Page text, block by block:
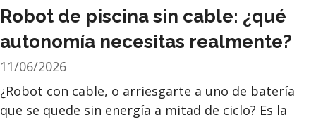
Robot de piscina sin cable: ¿qué
autonomía necesitas realmente?
11/06/2026
¿Robot con cable, o arriesgarte a uno de batería
que se quede sin energía a mitad de ciclo? Es la